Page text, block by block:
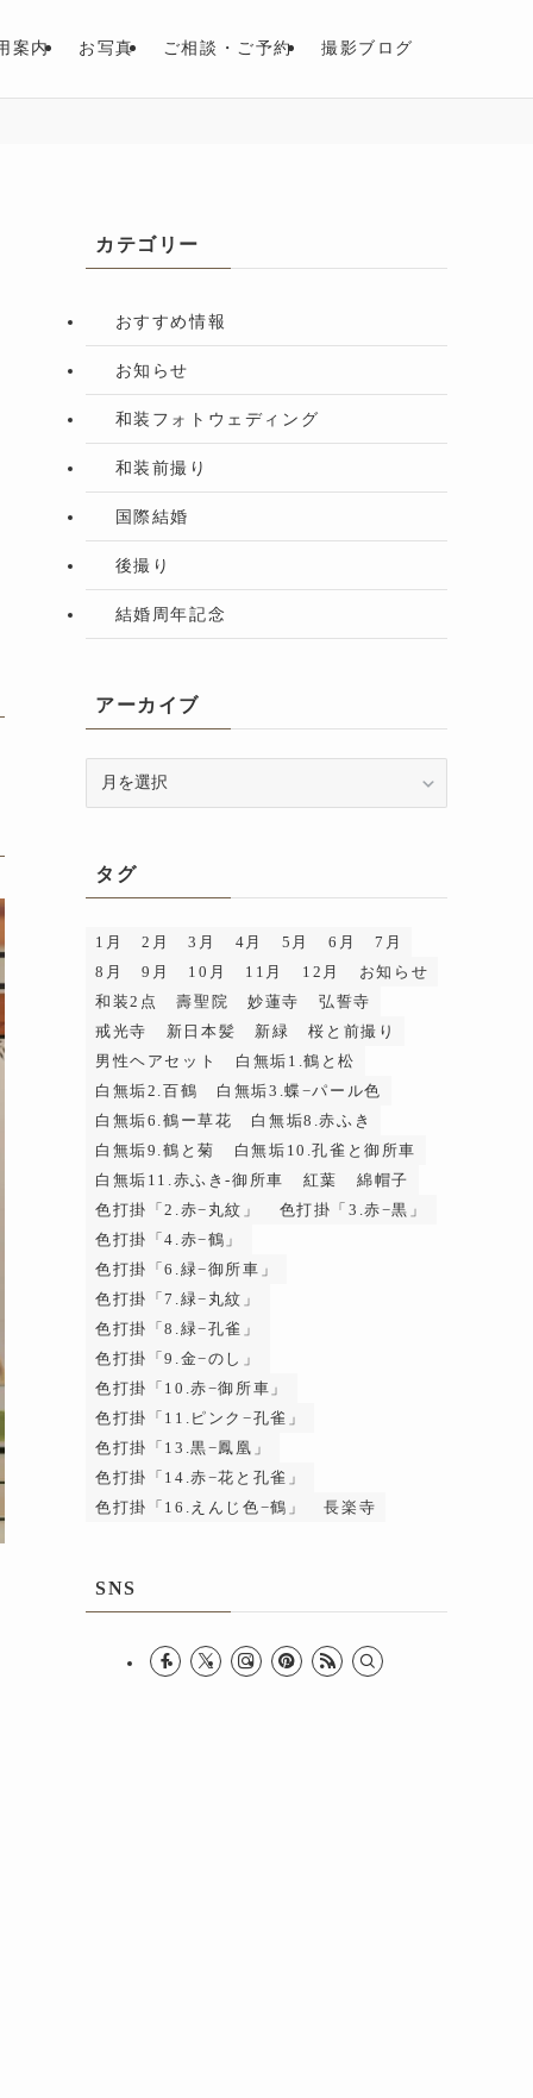
案内 お写真 ご相談・ご予約 撮影ブログ
カテゴリー
おすすめ情報
お知らせ
和装フォトウェディング
和装前撮り
国際結婚
後撮り
結婚周年記念
アーカイブ
ー
ブタグ
1月 2月 3月 4月 5月 6月
7月
8月
9月 10月 11月 12月
お知らせ
和装2点
壽聖院 妙蓮寺
弘誓寺
戒光寺
新日本髪 新緑
桜と前撮り
男性ヘアセット
白無垢1.鶴と松
白無垢2.百鶴
白無垢3.蝶−パール色
白無垢6.鶴ー草花
白無垢8.赤ふき
白無垢9.鶴と菊
白無垢10.孔雀と御所車
白無垢11.赤ふき-御所車
紅葉
綿帽子
色打掛「2.赤−丸紋」
色打掛「3.赤−黒」
色打掛「4.赤−鶴」
色打掛「6.緑−御所車」
色打掛「7.緑−丸紋」
色打掛「8.緑−孔雀」
色打掛「9.金−のし」
色打掛「10.赤−御所車」
色打掛「11.ピンク−孔雀」
色打掛「13.黒−鳳凰」
色打掛「14.赤−花と孔雀」
色打掛「16.えんじ色−鶴」
長楽寺
SNS